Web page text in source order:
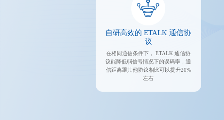
自研高效的 ETALK 通信协
议
在相同通信条件下， ETALK 通信协
议能降低弱信号情况下的误码率，通
信距离跟其他协议相比可以提升20%
左右